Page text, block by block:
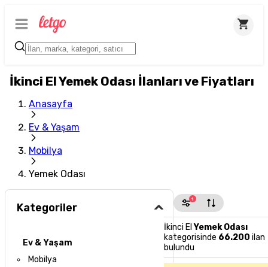
İkinci El Yemek Odası İlanları ve Fiyatları
Anasayfa
Ev & Yaşam
Mobilya
Yemek Odası
Kategoriler
Ev & Yaşam
Mobilya
1
İkinci ElYemek Odası
kategorisinde 66.200 ilan
bulundu